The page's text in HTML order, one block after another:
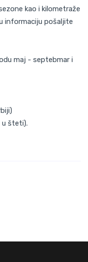
kao i kilometraže
informaciju pošaljite
maj - septebmar i
u šteti).